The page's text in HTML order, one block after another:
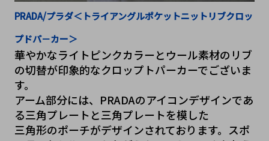
PRADA/プラダ＜トライアングルポケットニットリブクロッ
プドパ－カー＞
華やかなライトピンクカラーとウール素材のリブ
の切替が印象的なクロップトパーカーでございま
す。
アーム部分には、PRADAのアイコンデザインであ
る三角プレートと三角プレートを模した
三角形のポーチがデザインされております。スポ